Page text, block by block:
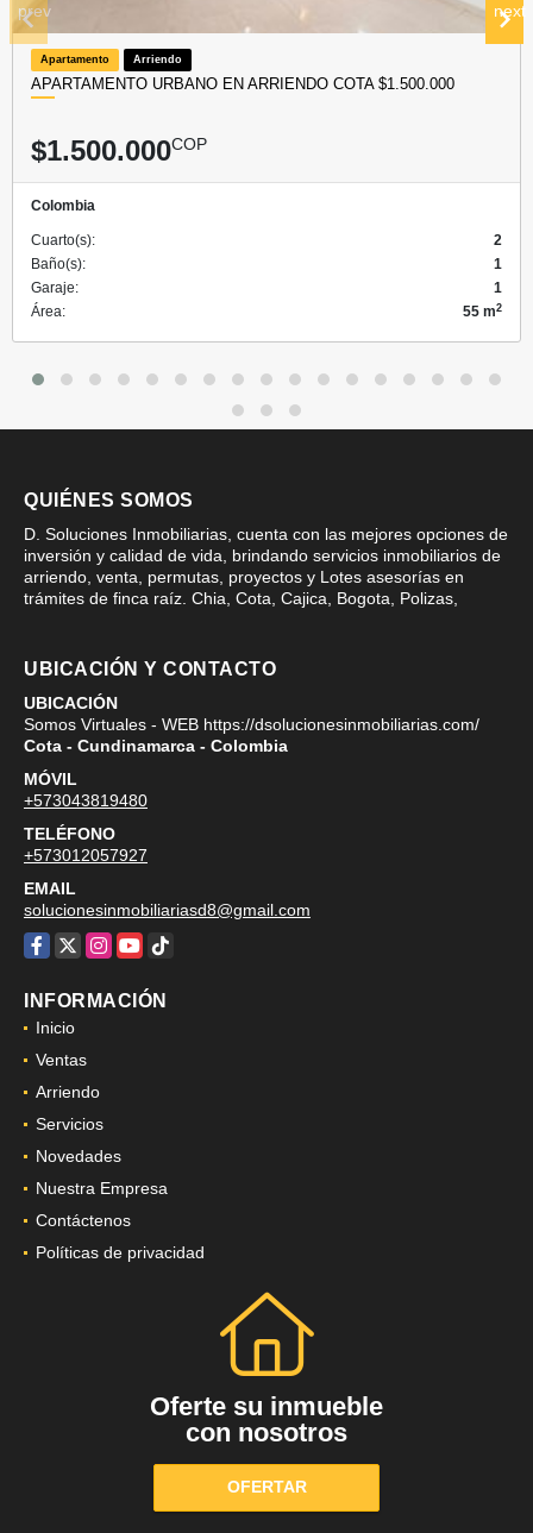
Apartamento Arriendo
APARTAMENTO URBANO EN ARRIENDO COTA $1.500.000
$1.500.000COP
Colombia
Cuarto(s):
2
Baño(s):
1
Garaje:
1
Área:
55 m2
prev next
QUIÉNES SOMOS
D. Soluciones Inmobiliarias, cuenta con las mejores opciones de
inversión y calidad de vida, brindando servicios inmobiliarios de
arriendo, venta, permutas, proyectos y Lotes asesorías en
trámites de finca raíz. Chia, Cota, Cajica, Bogota, Polizas,
UBICACIÓN Y CONTACTO
UBICACIÓN
Somos Virtuales - WEB https://dsolucionesinmobiliarias.com/
Cota - Cundinamarca - Colombia
MÓVIL
+573043819480
TELÉFONO
+573012057927
EMAIL
solucionesinmobiliariasd8@gmail.com
Facebook
X Instagram
YouTube
TikTok
INFORMACIÓN
Inicio
Ventas
Arriendo
Servicios
Novedades
Nuestra Empresa
Contáctenos
Políticas de privacidad
Oferte su inmueble
con nosotros
OFERTAR